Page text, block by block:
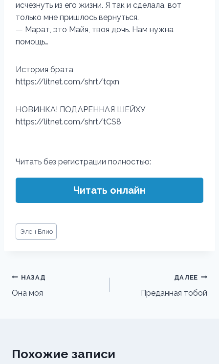
исчезнуть из его жизни. Я так и сделала, вот
только мне пришлось вернуться.
— Марат, это Майя, твоя дочь. Нам нужна
помощь…
История брата
https://litnet.com/shrt/tqxn
НОВИНКА! ПОДАРЕННАЯ ШЕЙХУ
https://litnet.com/shrt/tCS8
Читать без регистрации полностью:
Читать онлайн
Метки
записи:
Элен Блио
Навигация
по
НАЗАД
Она моя
ДАЛЕЕ
Преданная тобой
Похожие записи